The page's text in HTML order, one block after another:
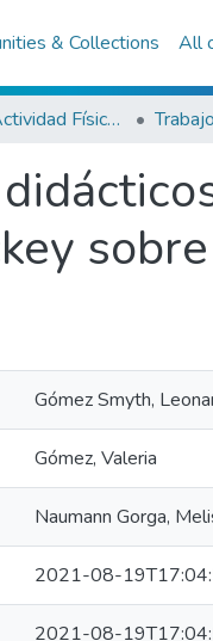
& Collections All
Facultad de Actividad Física y Deporte
Gómez Smyth,
Gómez, Valeria
Naumann Gorga,
2021-08-
2021-08-